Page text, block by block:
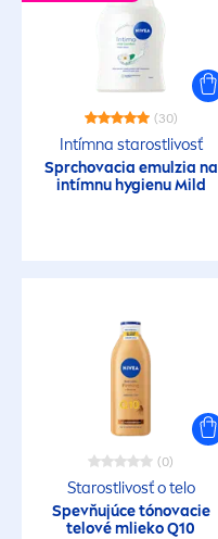
(30)
Intímna starostlivosť
Sprchovacia emulzia na
intímnu hygienu Mild
(0)
Starostlivosť o telo
Spevňujúce tónovacie
telové mlieko Q10